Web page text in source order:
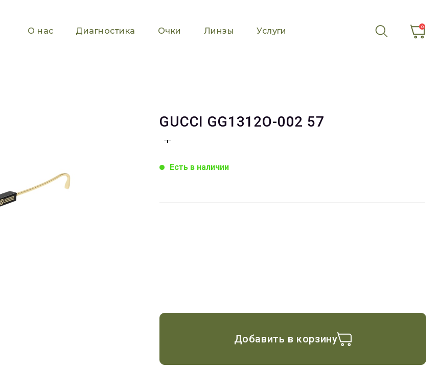
О нас Диагностика Очки Линзы Услуги 0
GUCCI GG1312O-002 57
Есть в наличии
Добавить в корзину